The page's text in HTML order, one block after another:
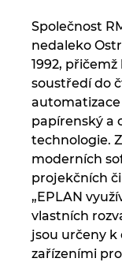
Společnost
nedaleko
1992,
soustředí do
automatizace
papírenský a
technologie.
moderních
projekčních
„EPLAN
vlastních
jsou určeny k
zařízeními